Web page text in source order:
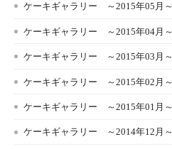
ケーキギャラリー ～2015年05月～
ケーキギャラリー ～2015年04月～
ケーキギャラリー ～2015年03月～
ケーキギャラリー ～2015年02月～
ケーキギャラリー ～2015年01月～
ケーキギャラリー ～2014年12月～